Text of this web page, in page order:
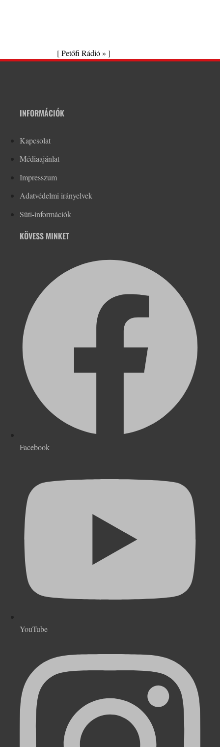
[Petőfi Rádió » ]
INFORMÁCIÓK
Kapcsolat
Médiaajánlat
Impresszum
Adatvédelmi irányelvek
Süti-információk
KÖVESS MINKET
Facebook
YouTube